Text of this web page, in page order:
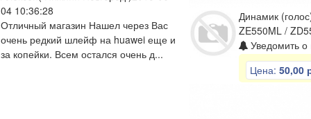
04 10:36:28
Отличный магазин Нашел через Вас
очень редкий шлейф на huawei еще и
за копейки. Всем остался очень д...
Динамик
ZE550ML /
Уведомить о
Цена: 50,00